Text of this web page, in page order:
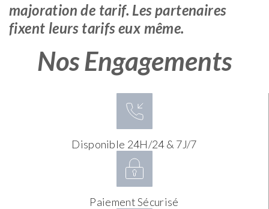
majoration de tarif. Les partenaires
fixent leurs tarifs eux même.
Nos Engagements
Disponible 24H/24 & 7J/7
Paiement Sécurisé